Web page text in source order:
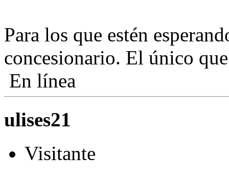
Para los que estén
concesionario. El único
En línea
ulises21
Visitante